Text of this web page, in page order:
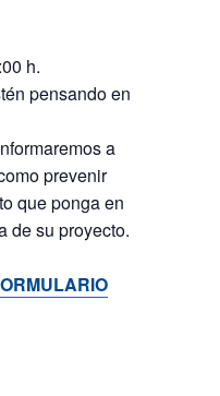
h.
pensando en
a
prevenir
que ponga en
de su proyecto.